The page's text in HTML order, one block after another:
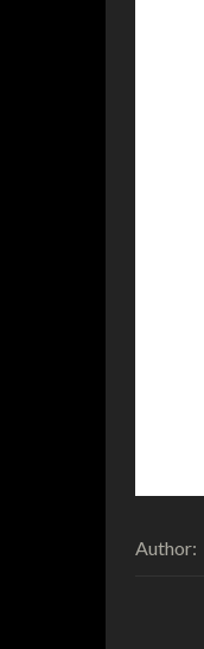
Author: